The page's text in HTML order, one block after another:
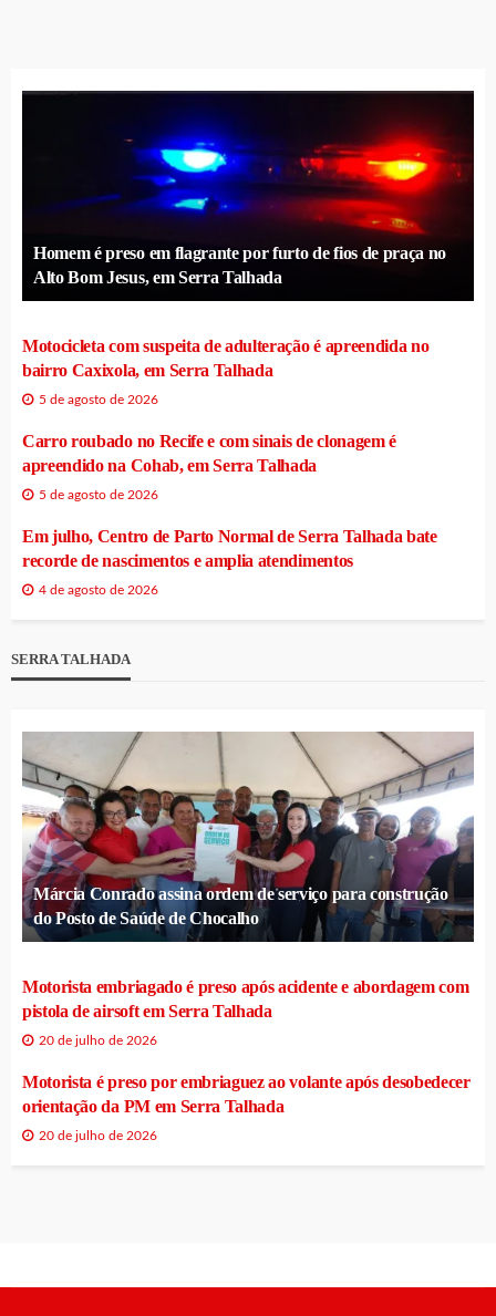
Homem é preso em flagrante por furto de fios de praça no
Alto Bom Jesus, em Serra Talhada
Motocicleta com suspeita de adulteração é apreendida no
bairro Caxixola, em Serra Talhada
5 de agosto de 2026
Carro roubado no Recife e com sinais de clonagem é
apreendido na Cohab, em Serra Talhada
5 de agosto de 2026
Em julho, Centro de Parto Normal de Serra Talhada bate
recorde de nascimentos e amplia atendimentos
4 de agosto de 2026
SERRA TALHADA
Márcia Conrado assina ordem de serviço para construção
do Posto de Saúde de Chocalho
Motorista embriagado é preso após acidente e abordagem com
pistola de airsoft em Serra Talhada
20 de julho de 2026
Motorista é preso por embriaguez ao volante após desobedecer
orientação da PM em Serra Talhada
20 de julho de 2026